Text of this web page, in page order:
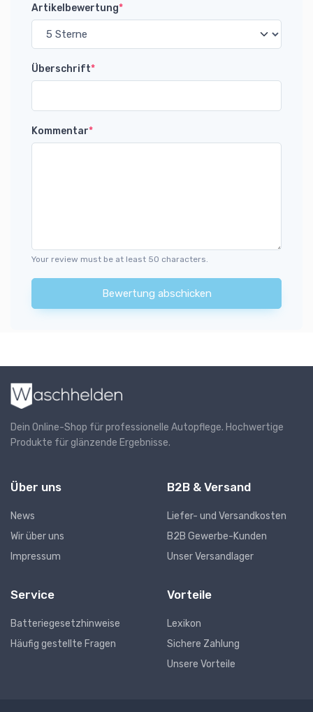
Artikelbewertung*
Überschrift*
Kommentar*
Your review must be at least 50 characters.
Bewertung abschicken
Dein Online-Shop für professionelle Autopflege. Hochwertige
Produkte für glänzende Ergebnisse.
Über uns
News
Wir über uns
Impressum
B2B & Versand
Liefer- und Versandkosten
B2B Gewerbe-Kunden
Unser Versandlager
Service
Batteriegesetzhinweise
Häufig gestellte Fragen
Vorteile
Lexikon
Sichere Zahlung
Unsere Vorteile